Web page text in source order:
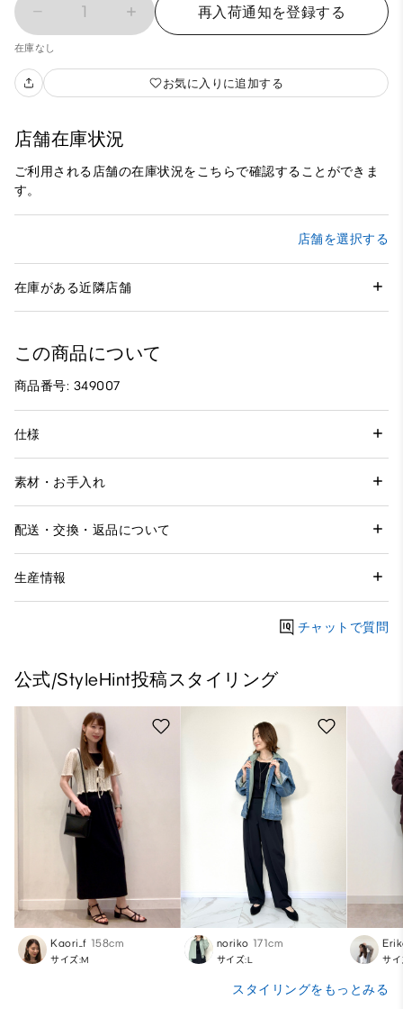
1 再入荷通知を登録する
在庫なし
お気に入りに追加する
店舗在庫状況
ご利用される店舗の在庫状況をこちらで確認することができま
す。
店舗を選択する
在庫がある近隣店舗
この商品について
商品番号: 349007
仕様
素材・お手入れ
配送・交換・返品について
生産情報
チャットで質問
公式/StyleHint投稿スタイリング
Kaori_f 158cm
サイズ:M
noriko 171cm
サイズ:L サ
スタイリングをもっとみる